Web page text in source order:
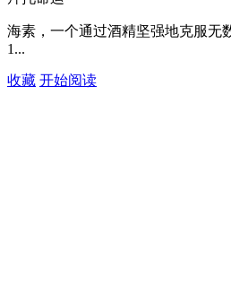
海素，一个通过酒精坚强地克服无
1...
收藏 开始阅读